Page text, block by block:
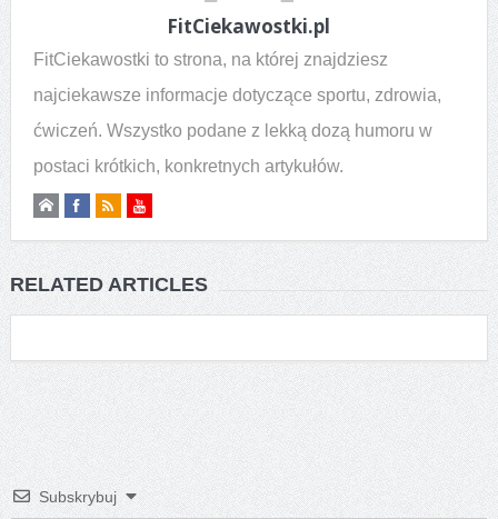
FitCiekawostki.pl
FitCiekawostki to strona, na której znajdziesz
najciekawsze informacje dotyczące sportu, zdrowia,
ćwiczeń. Wszystko podane z lekką dozą humoru w
postaci krótkich, konkretnych artykułów.
RELATED ARTICLES
Subskrybuj